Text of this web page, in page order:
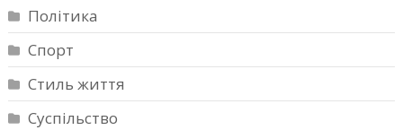
Політика
Спорт
Стиль життя
Суспільство